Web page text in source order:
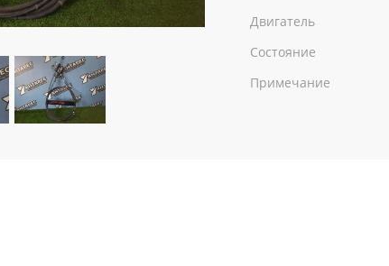
Двигатель
Состояние
Примечание